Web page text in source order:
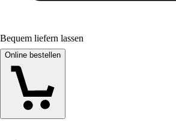
Bequem liefern lassen
Online bestellen